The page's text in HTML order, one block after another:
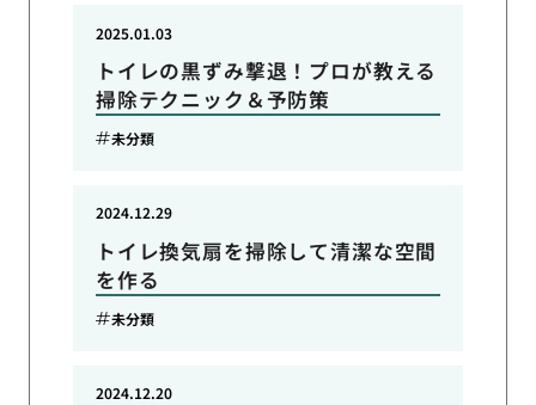
トイレの黒ずみ撃退！プロが教える
掃除テクニック＆予防策
2025.01.03
未分類
トイレ換気扇を掃除して清潔な空間
を作る
2024.12.29
未分類
2024.12.20